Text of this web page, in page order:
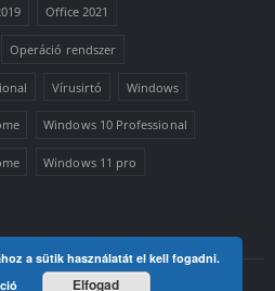
Office 2021
Operáció rendszer
Vírusirtó Windows
Windows 10 Professional
Windows 11 pro
a sütik használatát el kell fogadni.
Elfogad